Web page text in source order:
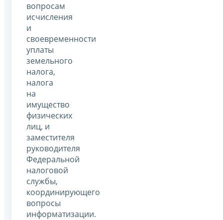
вопросам
исчисления
и
своевременности
уплаты
земельного
налога,
налога
на
имущество
физических
лиц, и
заместителя
руководителя
Федеральной
налоговой
службы,
координирующего
вопросы
информатизации.